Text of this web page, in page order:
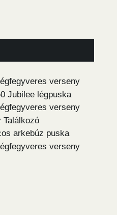
verseny
Jubilee légpuska
verseny
Találkozó
arkebúz puska
verseny